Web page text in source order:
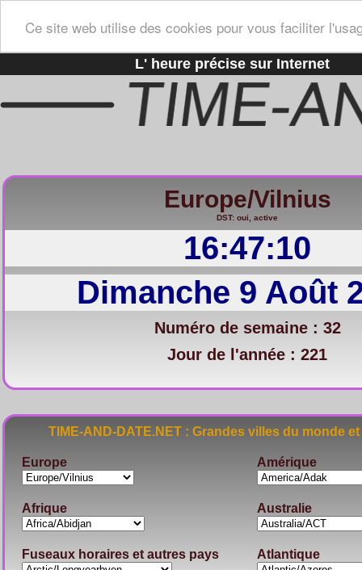
Ce site web utilise des cookies pour vous faciliter
L' heure précise sur Internet
Europe/Vilnius
DST: oui, active
16:47:11
Dimanche 9 Août
Numéro de semaine : 32
Jour de l'année : 221
TIME-AND-DATE.NET : Grandes villes du
Europe Amérique
Afrique Australie
Fuseaux horaires et autres pays Atlantique